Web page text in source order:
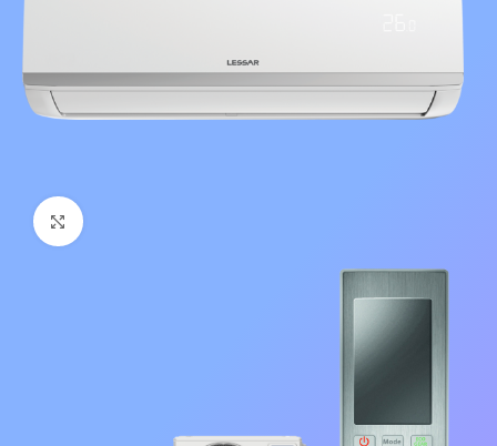
Нажмите, чтобы увеличить изображение